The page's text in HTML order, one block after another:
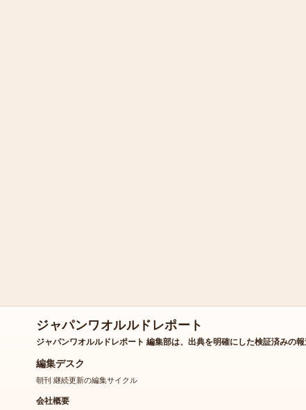
ジャパンワオルルドレポート
ジャパンワオルルドレポート 編集部は、出典を明確にした検証済みの報
編集デスク
朝刊 継続更新の編集サイクル